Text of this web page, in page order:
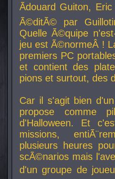
Ãdouard Guiton,
Ã©ditÃ© par
Quelle Ã©quipe
jeu est Ã©normeÂ !
premiers PC
et contient des
pions et surtout, des
Car il s'agit bien
propose comme
d'Halloween. Et
missions,
plusieurs heures
scÃ©narios mais
d'un groupe de